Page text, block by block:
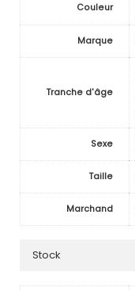
Couleur
Marque
Tranche d'âge
Sexe
Taille
Marchand
Stock